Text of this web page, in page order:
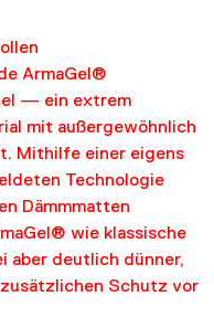
ArmaGel®
— ein extrem
mit außergewöhnlich
Mithilfe einer eigens
Technologie
Dämmmatten
wie klassische
deutlich dünner,
Schutz vor